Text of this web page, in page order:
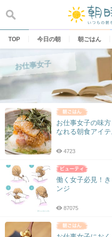
content
TOP 今日の朝 朝ごはん
お仕事女子
お仕事女子の味
なれる朝食アイ
4723
働く女子必見！
ンジ
87075